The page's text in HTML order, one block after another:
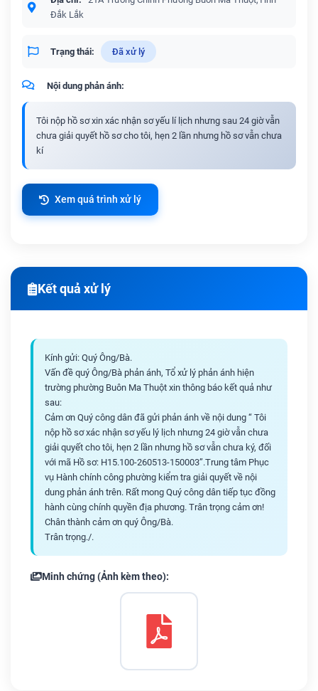
Đắk Lắk
Trạng thái: Đã xử lý
Nội dung phản ánh:
Tôi nộp hồ sơ xin xác nhận sơ yếu lí lịch nhưng sau 24 giờ vẫn
chưa giải quyết hồ sơ cho tôi, hẹn 2 lần nhưng hồ sơ vẫn chưa
kí
Xem quá trình xử lý
Kết quả xử lý
Kính gửi: Quý Ông/Bà.
Vấn đề quý Ông/Bà phản ánh, Tổ xử lý phản ánh hiện
trường phường Buôn Ma Thuột xin thông báo kết quả như
sau:
Cảm ơn Quý công dân đã gửi phản ánh về nội dung “ Tôi
nộp hồ sơ xác nhận sơ yếu lý lịch nhưng 24 giờ vẫn chưa
giải quyết cho tôi, hẹn 2 lần nhưng hồ sơ vẫn chưa ký, đối
với mã Hồ sơ: H15.100-260513-150003”.Trung tâm Phục
vụ Hành chính công phường kiểm tra giải quyết về nội
dung phản ánh trên. Rất mong Quý công dân tiếp tục đồng
hành cùng chính quyền địa phương. Trân trọng cảm ơn!
Chân thành cảm ơn quý Ông/Bà.
Trân trọng./.
Minh chứng (Ảnh kèm theo):